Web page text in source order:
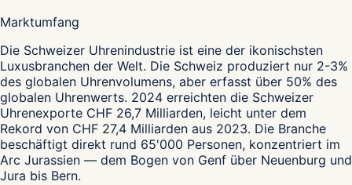
Marktumfang
Die Schweizer Uhrenindustrie ist eine der ikonischsten
Luxusbranchen der Welt. Die Schweiz produziert nur 2-3%
des globalen Uhrenvolumens, aber erfasst über 50% des
globalen Uhrenwerts. 2024 erreichten die Schweizer
Uhrenexporte CHF 26,7 Milliarden, leicht unter dem
Rekord von CHF 27,4 Milliarden aus 2023. Die Branche
beschäftigt direkt rund 65'000 Personen, konzentriert im
Arc Jurassien — dem Bogen von Genf über Neuenburg und
Jura bis Bern.